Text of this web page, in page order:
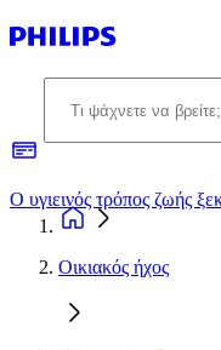
Οικιακός ήχος